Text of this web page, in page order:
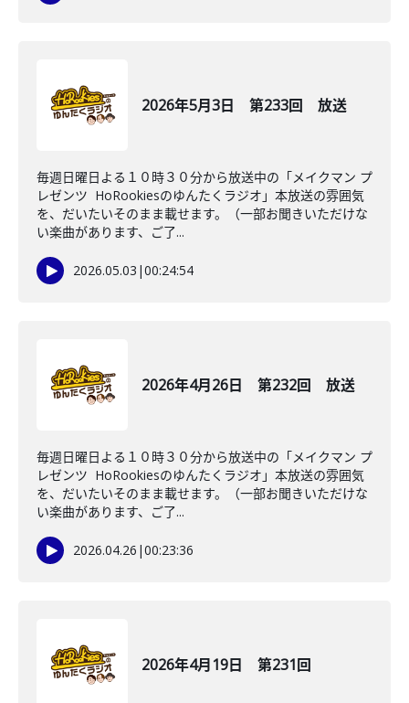
2026年5月3日 第233回 放送
毎週日曜日よる１０時３０分から放送中の「メイクマン プ
レゼンツ HoRookiesのゆんたくラジオ」本放送の雰囲気
を、だいたいそのまま載せます。（一部お聞きいただけな
い楽曲があります、ご了...
2026.05.03 |00:24:54
2026年4月26日 第232回 放送
毎週日曜日よる１０時３０分から放送中の「メイクマン プ
レゼンツ HoRookiesのゆんたくラジオ」本放送の雰囲気
を、だいたいそのまま載せます。（一部お聞きいただけな
い楽曲があります、ご了...
2026.04.26 |00:23:36
2026年4月19日 第231回